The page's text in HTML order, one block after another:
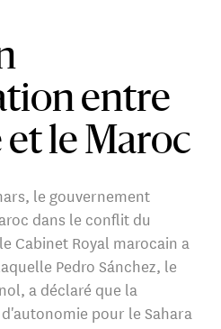
entre
et le Maroc
le gouvernement
dans le conflit du
Cabinet Royal marocain a
Pedro Sánchez, le
a déclaré que la
pour le Sahara